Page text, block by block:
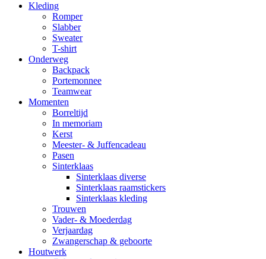
Kleding
Romper
Slabber
Sweater
T-shirt
Onderweg
Backpack
Portemonnee
Teamwear
Momenten
Borreltijd
In memoriam
Kerst
Meester- & Juffencadeau
Pasen
Sinterklaas
Sinterklaas diverse
Sinterklaas raamstickers
Sinterklaas kleding
Trouwen
Vader- & Moederdag
Verjaardag
Zwangerschap & geboorte
Houtwerk